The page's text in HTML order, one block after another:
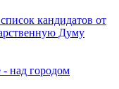
кандидатов от
Думу
над городом